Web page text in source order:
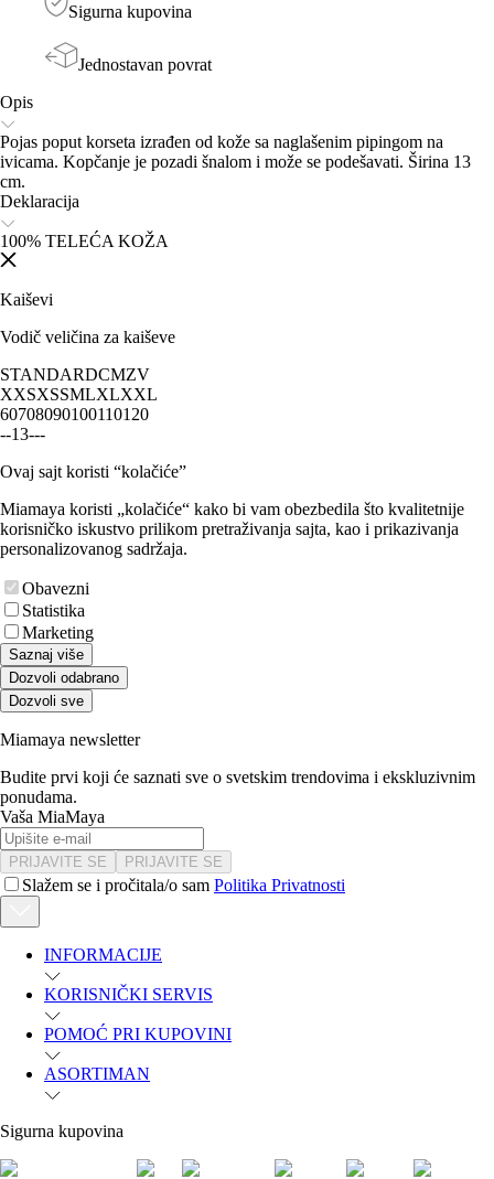
Sigurna kupovina
Jednostavan povrat
Opis
Pojas poput korseta izrađen od kože sa naglašenim pipingom na
ivicama. Kopčanje je pozadi šnalom i može se podešavati. Širina 13
cm.
Deklaracija
100% TELEĆA KOŽA
Kaiševi
Vodič veličina za kaiševe
STANDARDCMZV
XXSXSSMLXLXXL
60708090100110120
--13---
Ovaj sajt koristi “kolačiće”
Miamaya koristi „kolačiće“ kako bi vam obezbedila što kvalitetnije
korisničko iskustvo prilikom pretraživanja sajta, kao i prikazivanja
personalizovanog sadržaja.
Obavezni
Statistika
Marketing
Saznaj više
Dozvoli odabrano
Dozvoli sve
Miamaya newsletter
Budite prvi koji će saznati sve o svetskim trendovima i ekskluzivnim
ponudama.
Vaša MiaMaya
PRIJAVITE SE PRIJAVITE SE
Slažem se i pročitala/o sam Politika Privatnosti
INFORMACIJE
KORISNIČKI SERVIS
POMOĆ PRI KUPOVINI
ASORTIMAN
Sigurna kupovina